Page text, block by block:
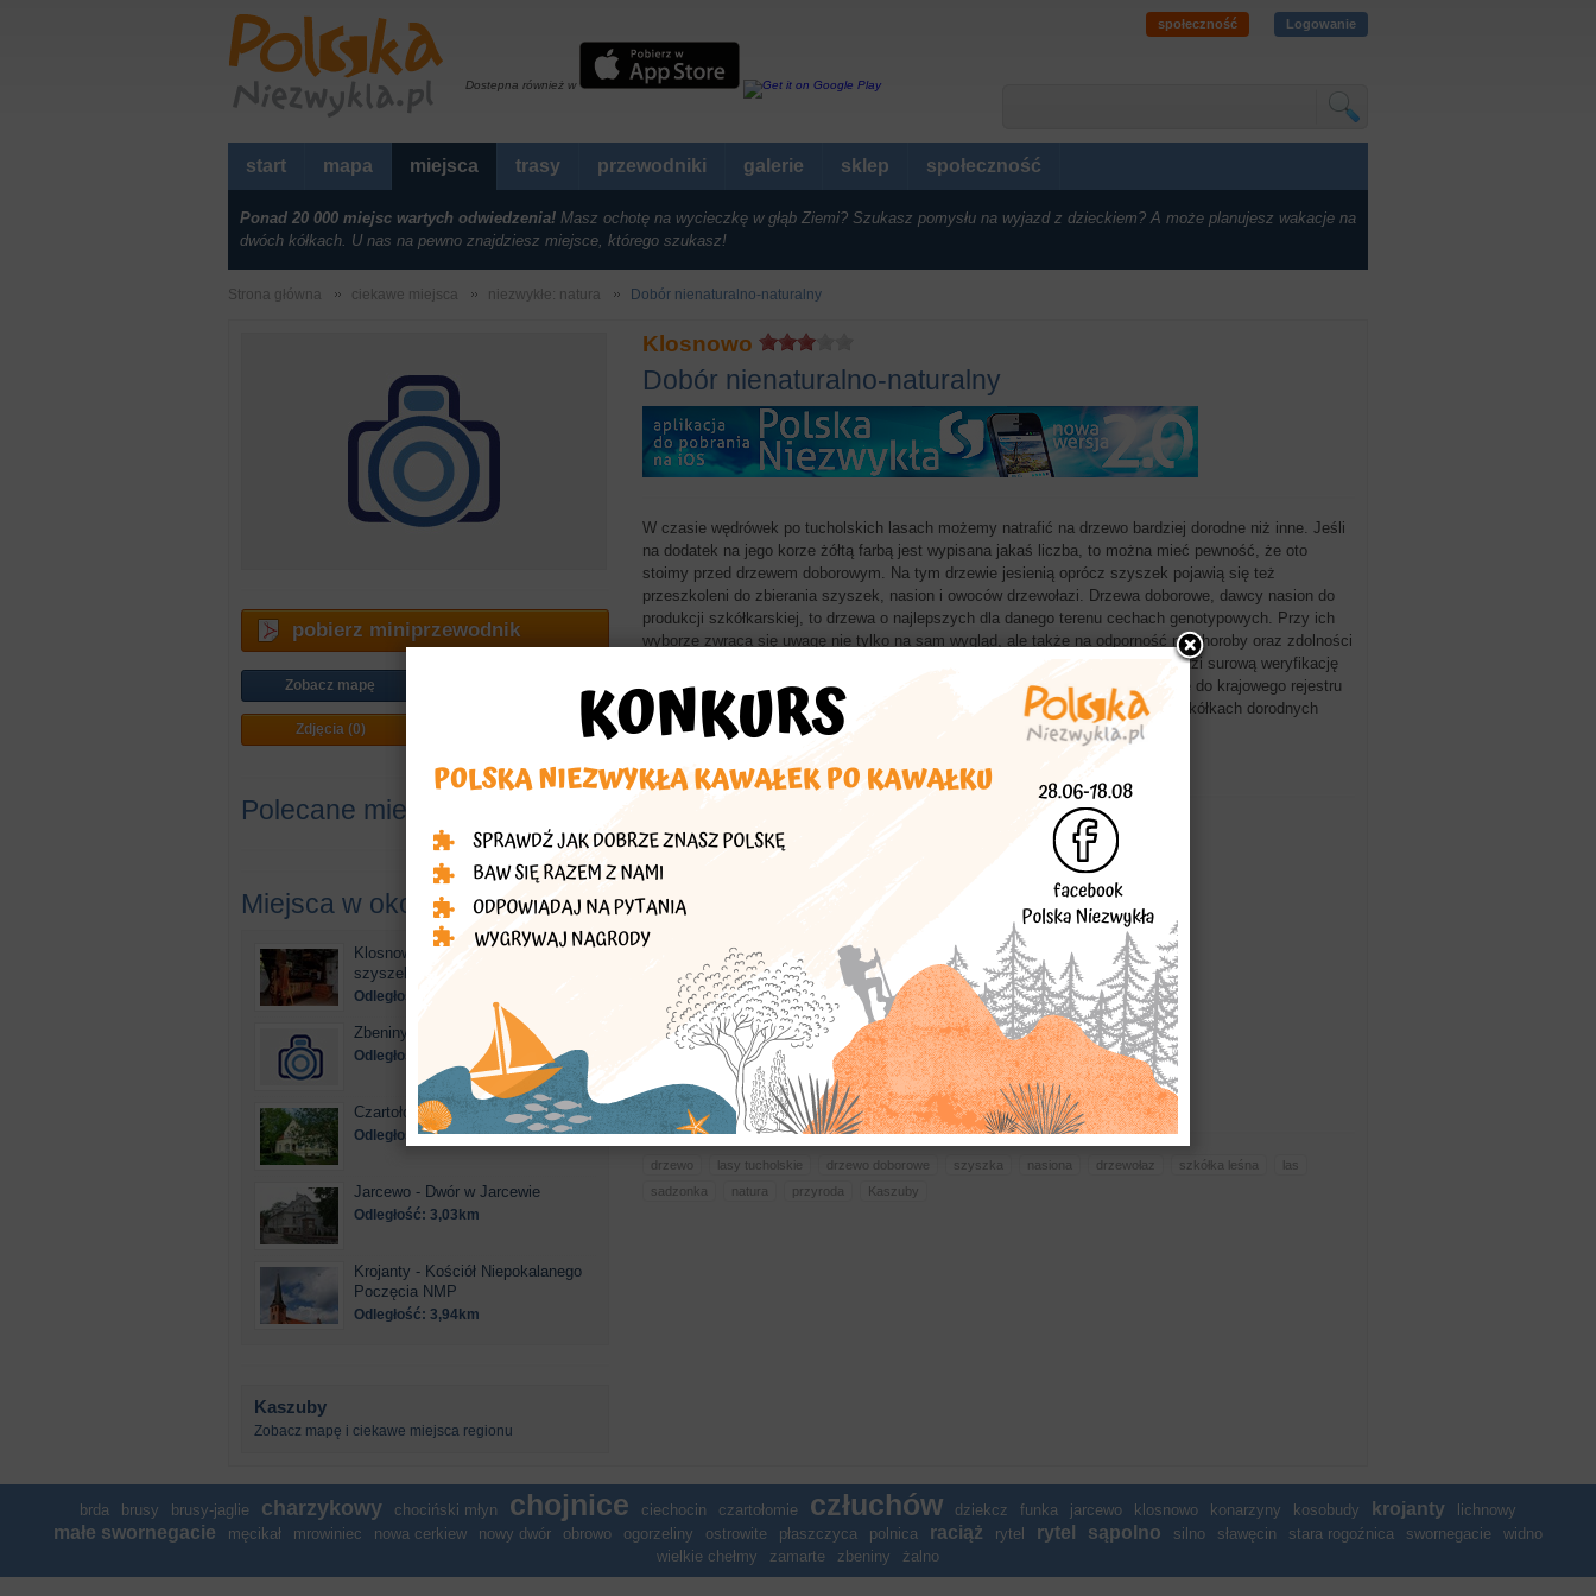
Dostepna również w
społeczność Logowanie
start mapa miejsca trasy przewodniki galerie sklep społeczność
Ponad 20 000 miejsc wartych odwiedzenia! Masz ochotę na wycieczkę w głąb Ziemi? Szukasz pomysłu na wyjazd z dzieckiem? A może planujesz wakacje na
dwóch kółkach. U nas na pewno znajdziesz miejsce, którego szukasz!
Strona główna ciekawe miejsca niezwykłe: natura Dobór nienaturalno-naturalny
Klosnowo
Dobór nienaturalno-naturalny
W czasie wędrówek po tucholskich lasach możemy natrafić na drzewo bardziej dorodne niż inne. Jeśli
na dodatek na jego korze żółtą farbą jest wypisana jakaś liczba, to można mieć pewność, że oto
stoimy przed drzewem doborowym. Na tym drzewie jesienią oprócz szyszek pojawią się też
przeszkoleni do zbierania szyszek, nasion i owoców drzewołazi. Drzewa doborowe, dawcy nasion do
produkcji szkółkarskiej, to drzewa o najlepszych dla danego terenu cechach genotypowych. Przy ich
wyborze zwraca się uwagę nie tylko na sam wygląd, ale także na odporność na choroby oraz zdolności
adaptacyjne do zmiany warunków. Wyszukane przez leśników drzewo przechodzi surową weryfikację
przed ogólnokrajową komisją, a gdy opinia jest pozytywna, zostaje ono wpisane do krajowego rejestru
drzew doborowych. Jego nasiona posłużą potem do wyhodowania w leśnych szkółkach dorodnych
sadzonek, do odnawiania lasów czy zalesiania zrębów.
Więcej znajdziesz w Polska Niezwykła pomorskie
drzewo lasy tucholskie drzewo doborowe szyszka nasiona drzewołaz szkółka leśna
las
sadzonka
natura przyroda Kaszuby
pobierz miniprzewodnik
Zobacz mapę
Zdjęcia (0)
Polecane miejsca
Miejsca w okolicy
Klosnowo - Wyłuszczarnia
szyszek
Odległość: 0,01km
Zbeniny - Pałac w Zbeninach
Odległość: 1,73km
Czartołomie - Dwór w Czartołomiu
Odległość: 2,85km
Jarcewo - Dwór w Jarcewie
Odległość: 3,03km
Krojanty - Kościół Niepokalanego
Poczęcia NMP
Odległość: 3,94km
Kaszuby
Zobacz mapę i ciekawe miejsca regionu
brda brusy brusy-jaglie charzykowy chociński młyn chojnice ciechocin czartołomie człuchów dziekcz funka jarcewo klosnowo konarzyny kosobudy krojanty lichnowy
małe swornegacie męcikał mrowiniec nowa cerkiew nowy dwór obrowo ogorzeliny ostrowite płaszczyca polnica raciąż rytel rytel sąpolno silno sławęcin stara rogoźnica swornegacie
widno
wielkie chełmy
zamarte zbeniny żalno